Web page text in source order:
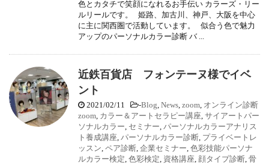
色とカタチで笑顔になれるお手伝い カラーズ・リー
ルリールです。 姫路、加古川、神戸、大阪を中心
に主に関西圏で活動しています。 似合う色で魅力
アップのパーソナルカラー診断 バ ...
近鉄百貨店 フォンテーヌ様でイベ
ント
2021/02/11 -Blog, News, zoom, オンライン診断
zoom, カラー＆アートセラピー講座, サイアートパー
ソナルカラー, セミナー, パーソナルカラーアナリス
ト養成講座, パーソナルカラー診断, プライベートレ
ッスン, ペア診断, 企業セミナー, 色彩技能パーソナ
ルカラー検定, 色彩検定, 資格講座, 顔タイプ診断, 骨